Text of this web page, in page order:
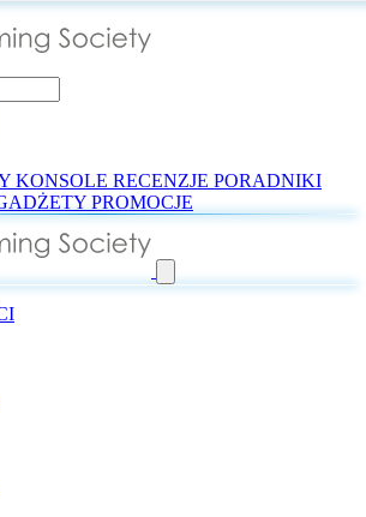
KONSOLE RECENZJE PORADNIKI
PROMOCJE